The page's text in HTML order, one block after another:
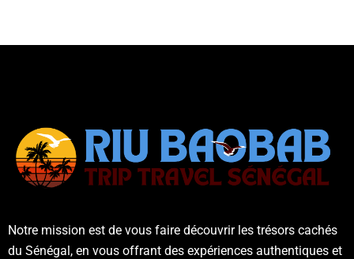
Notre mission est de vous faire découvrir les trésors cachés
du Sénégal, en vous offrant des expériences authentiques et